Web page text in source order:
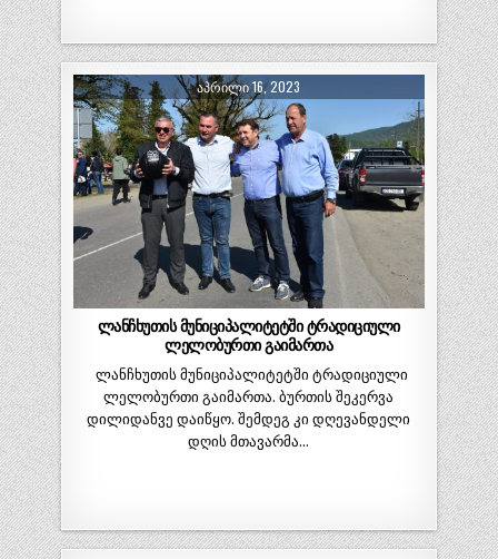
ᲐᲞᲠᲘᲚᲘ 16, 2023
ლანჩხუთის მუნიციპალიტეტში ტრადიციული
ლელობურთი გაიმართა
ლანჩხუთის მუნიციპალიტეტში ტრადიციული
ლელობურთი გაიმართა. ბურთის შეკერვა
დილიდანვე დაიწყო. შემდეგ კი დღევანდელი
დღის მთავარმა…